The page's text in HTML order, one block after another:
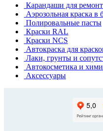
Карандаши для
Аэрозольная краска в
Полировальные пасты
Краски RAL
Краски NCS
Автокраска для
Лаки, грунты и
Автокосметика и
Аксессуары